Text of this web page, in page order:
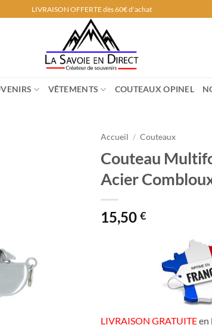
LIVRAISON OFFERTE dès 60€ d'achat
VÊTEMENTS COUTEAUX OPINEL
Accueil / Couteaux
Couteau
Acier
15,50 €
LIVRAISON GRATUITEen